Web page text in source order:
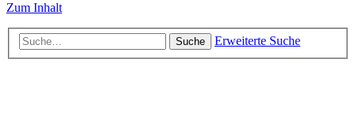
Zum Inhalt
Suche Erweiterte Suche